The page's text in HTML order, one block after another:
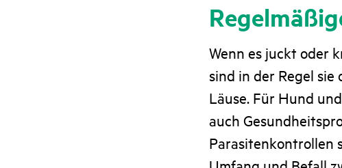
Wenn es juckt oder
sind in der Regel
Läuse. Für Hund
auch
Parasitenkontrollen